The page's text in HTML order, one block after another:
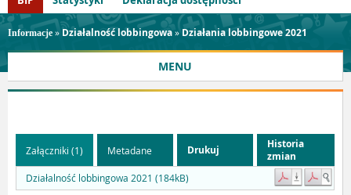
Informacje » Działalność lobbingowa» Działania lobbingowe 2021
MENU
Załączniki (1) Metadane Drukuj
Historia
zmian
Działalność lobbingowa 2021 (184kB)